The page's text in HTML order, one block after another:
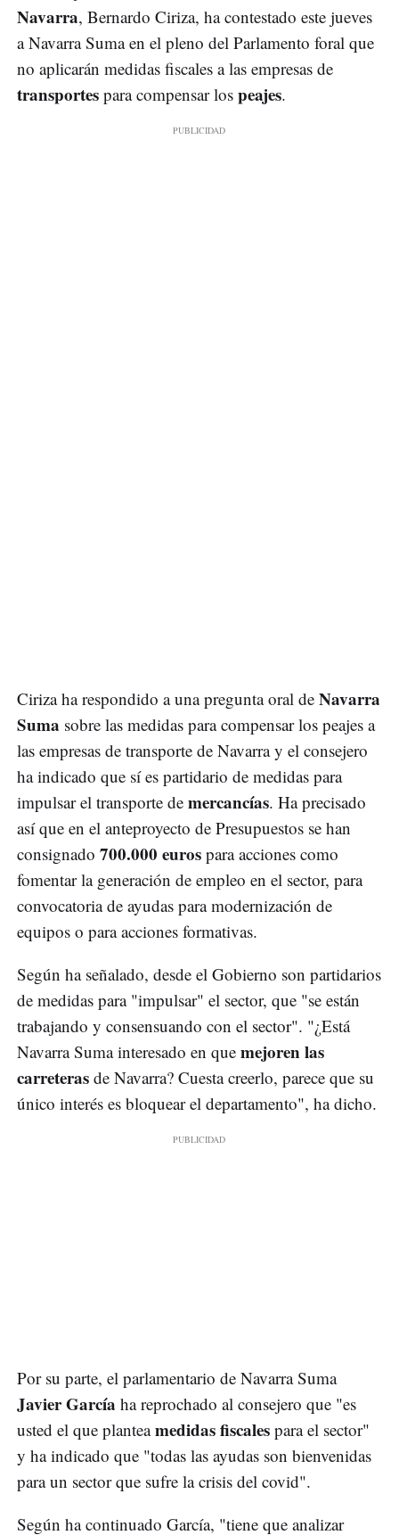
Navarra, Bernardo Ciriza, ha contestado este jueves
a Navarra Suma en el pleno del Parlamento foral que
no aplicarán medidas fiscales a las empresas de
transportes para compensar los peajes.
Ciriza ha respondido a una pregunta oral de Navarra
Suma sobre las medidas para compensar los peajes a
las empresas de transporte de Navarra y el consejero
ha indicado que sí es partidario de medidas para
impulsar el transporte de mercancías. Ha precisado
así que en el anteproyecto de Presupuestos se han
consignado 700.000 euros para acciones como
fomentar la generación de empleo en el sector, para
convocatoria de ayudas para modernización de
equipos o para acciones formativas.
Según ha señalado, desde el Gobierno son partidarios
de medidas para "impulsar" el sector, que "se están
trabajando y consensuando con el sector". "¿Está
Navarra Suma interesado en que mejoren las
carreteras de Navarra? Cuesta creerlo, parece que su
único interés es bloquear el departamento", ha dicho.
Por su parte, el parlamentario de Navarra Suma
Javier García ha reprochado al consejero que "es
usted el que planteamedidas fiscales para el sector"
y ha indicado que "todas las ayudas son bienvenidas
para un sector que sufre la crisis del covid".
Según ha continuado García, "tiene que analizar